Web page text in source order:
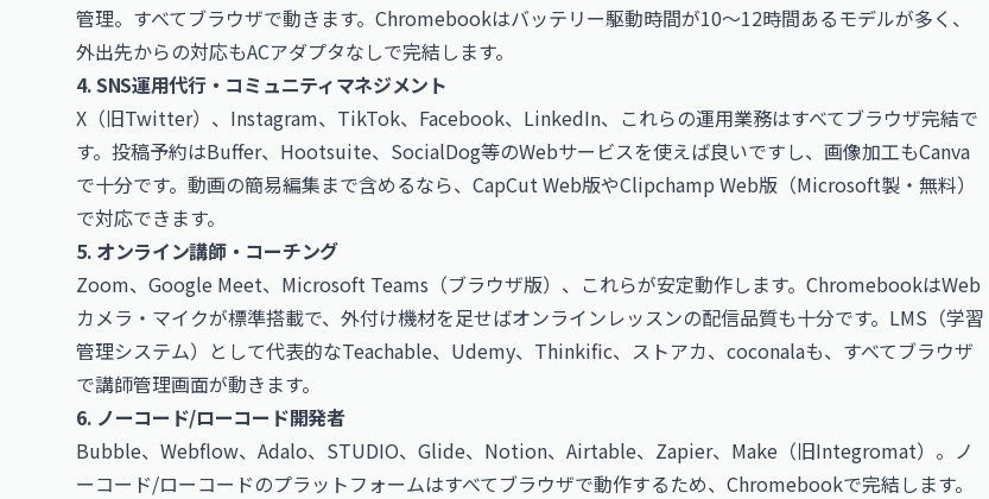
管理。すべてブラウザで動きます。Chromebookはバッテリー駆動時間が10〜12時間あるモデルが多く、
外出先からの対応もACアダプタなしで完結します。
4. SNS運用代行・コミュニティマネジメント
X（旧Twitter）、Instagram、TikTok、Facebook、LinkedIn、これらの運用業務はすべてブラウザ完結で
す。投稿予約はBuffer、Hootsuite、SocialDog等のWebサービスを使えば良いですし、画像加工もCanva
で十分です。動画の簡易編集まで含めるなら、CapCut Web版やClipchamp Web版（Microsoft製・無料）
で対応できます。
5. オンライン講師・コーチング
Zoom、Google Meet、Microsoft Teams（ブラウザ版）、これらが安定動作します。ChromebookはWeb
カメラ・マイクが標準搭載で、外付け機材を足せばオンラインレッスンの配信品質も十分です。LMS（学習
管理システム）として代表的なTeachable、Udemy、Thinkific、ストアカ、coconalaも、すべてブラウザ
で講師管理画面が動きます。
6. ノーコード/ローコード開発者
Bubble、Webflow、Adalo、STUDIO、Glide、Notion、Airtable、Zapier、Make（旧Integromat）。ノ
ーコード/ローコードのプラットフォームはすべてブラウザで動作するため、Chromebookで完結します。